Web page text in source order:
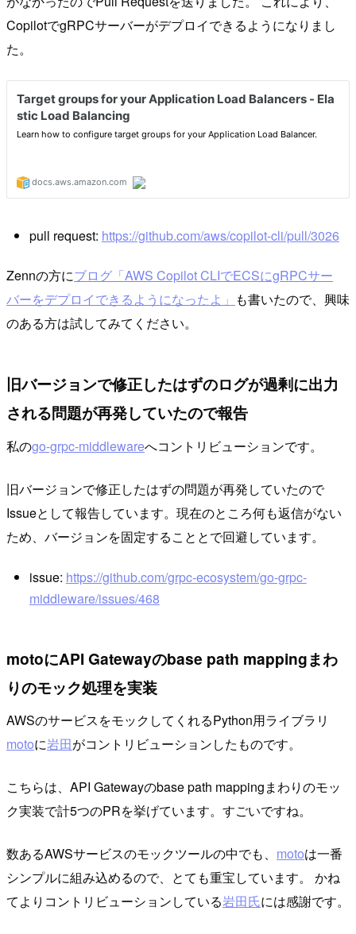
CopilotでgRPCサーバーがデプロイできるようになりまし
た。
pull request: https://github.com/aws/copilot-cli/pull/3026
Zennの方にブログ「AWS Copilot CLIでECSにgRPCサー
バーをデプロイできるようになったよ」 も書いたので、興味
のある方は試してみてください。
旧バージョンで修正したはずのログが過剰に出力
される問題が再発していたので報告
私のgo-grpc-middlewareへコントリビューションです。
旧バージョンで修正したはずの問題が再発していたので
Issueとして報告しています。現在のところ何も返信がない
ため、バージョンを固定することとで回避しています。
issue: https://github.com/grpc-ecosystem/go-grpc-
middleware/issues/468
motoにAPI Gatewayのbase path mappingまわ
りのモック処理を実装
AWSのサービスをモックしてくれるPython用ライブラリ
motoに岩田がコントリビューションしたものです。
こちらは、API Gatewayのbase path mappingまわりのモッ
ク実装で計5つのPRを挙げています。すごいですね。
数あるAWSサービスのモックツールの中でも、 motoは一番
シンプルに組み込めるので、とても重宝しています。 かね
てよりコントリビューションしている岩田氏には感謝です。